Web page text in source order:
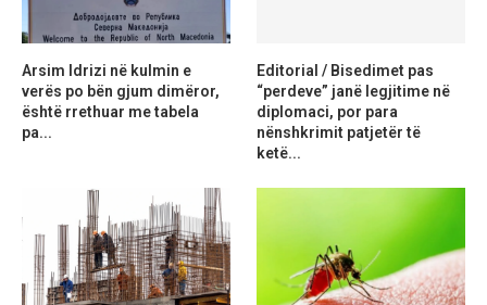
Arsim Idrizi në kulmin e
verës po bën gjum dimëror,
është rrethuar me tabela
pa...
Editorial / Bisedimet pas
“perdeve” janë legjitime në
diplomaci, por para
nënshkrimit patjetër të
ketë...